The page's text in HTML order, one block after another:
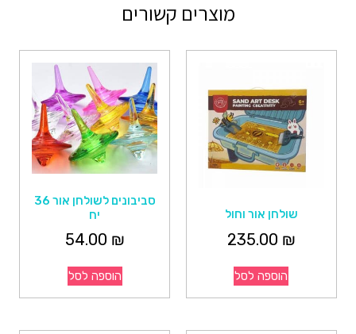
מוצרים קשורים
שולחן אור וחול
235.00 ₪
הוספה לסל
סביבונים לשולחן אור 36
יח
54.00 ₪
הוספה לסל